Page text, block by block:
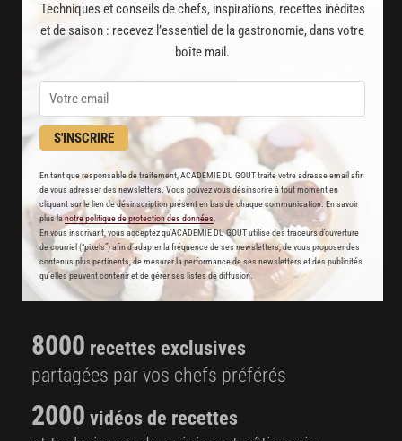
Techniques et conseils de chefs, inspirations, recettes inédites
et de saison : recevez l’essentiel de la gastronomie, dans votre
boîte mail.
S'INSCRIRE
En tant que responsable de traitement, ACADEMIE DU GOUT traite votre adresse email afin
de vous adresser des newsletters. Vous pouvez vous désinscrire à tout moment en
cliquant sur le lien de désinscription présent en bas de chaque communication. En savoir
plus lanotre politique de protection des données
En vous inscrivant, vous acceptez qu'ACADEMIE DU GOUT utilise des traceurs d’ouverture
de courriel (“pixels”) afin d’adapter la fréquence de ses newsletters, de vous proposer des
contenus plus pertinents, de mesurer la performance de ses newsletters et des publicités
qu’elles peuvent contenir et de gérer ses listes de diffusion.
AVEC VOTRE ABONNEMENT
PREMIUM
LA CUISINE DES CHEFS, ENFIN ACCESSIBLE !
8000 recettes exclusives
partagées par vos chefs préférés
2000 vidéos de recettes